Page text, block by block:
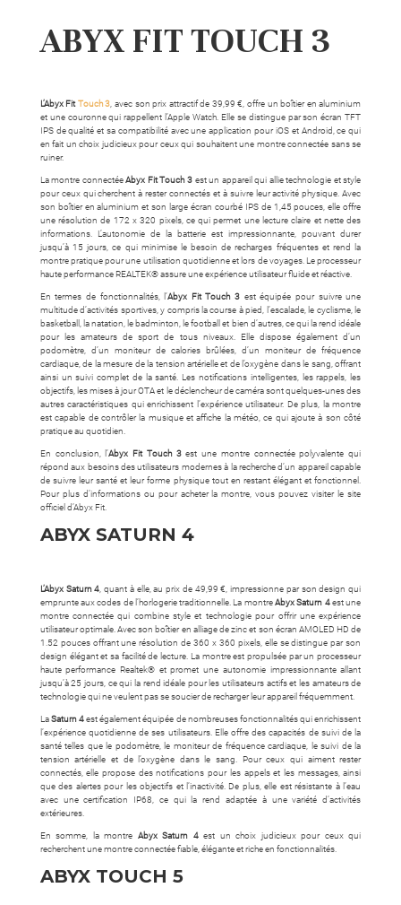
ABYX FIT TOUCH 3
L’Abyx FitTouch 3 , avec son prix attractif de 39,99 €, offre un boîtier en aluminium
et une couronne qui rappellent l’Apple Watch. Elle se distingue par son écran TFT
IPS de qualité et sa compatibilité avec une application pour iOS et Android, ce qui
en fait un choix judicieux pour ceux qui souhaitent une montre connectée sans se
ruiner.
La montre connectéeAbyx Fit Touch 3est un appareil qui allie technologie et style
pour ceux qui cherchent à rester connectés et à suivre leur activité physique. Avec
son boîtier en aluminium et son large écran courbé IPS de 1,45 pouces, elle offre
une résolution de 172 x 320 pixels, ce qui permet une lecture claire et nette des
informations. L’autonomie de la batterie est impressionnante, pouvant durer
jusqu’à 15 jours, ce qui minimise le besoin de recharges fréquentes et rend la
montre pratique pour une utilisation quotidienne et lors de voyages. Le processeur
haute performance REALTEK® assure une expérience utilisateur fluide et réactive.
En termes de fonctionnalités, l’Abyx Fit Touch 3 est équipée pour suivre une
multitude d’activités sportives, y compris la course à pied, l’escalade, le cyclisme, le
basketball, la natation, le badminton, le football et bien d’autres, ce qui la rend idéale
pour les amateurs de sport de tous niveaux. Elle dispose également d’un
podomètre, d’un moniteur de calories brûlées, d’un moniteur de fréquence
cardiaque, de la mesure de la tension artérielle et de l’oxygène dans le sang, offrant
ainsi un suivi complet de la santé. Les notifications intelligentes, les rappels, les
objectifs, les mises à jour OTA et le déclencheur de caméra sont quelques-unes des
autres caractéristiques qui enrichissent l’expérience utilisateur. De plus, la montre
est capable de contrôler la musique et affiche la météo, ce qui ajoute à son côté
pratique au quotidien.
En conclusion, l’Abyx Fit Touch 3est une montre connectée polyvalente qui
répond aux besoins des utilisateurs modernes à la recherche d’un appareil capable
de suivre leur santé et leur forme physique tout en restant élégant et fonctionnel.
Pour plus d’informations ou pour acheter la montre, vous pouvez visiter le site
officiel d’Abyx Fit.
ABYX SATURN 4
L’Abyx Saturn 4 , quant à elle, au prix de 49,99 €, impressionne par son design qui
emprunte aux codes de l’horlogerie traditionnelle. La montreAbyx Saturn 4est une
montre connectée qui combine style et technologie pour offrir une expérience
utilisateur optimale. Avec son boîtier en alliage de zinc et son écran AMOLED HD de
1.52 pouces offrant une résolution de 360 x 360 pixels, elle se distingue par son
design élégant et sa facilité de lecture. La montre est propulsée par un processeur
haute performance Realtek® et promet une autonomie impressionnante allant
jusqu’à 25 jours, ce qui la rend idéale pour les utilisateurs actifs et les amateurs de
technologie qui ne veulent pas se soucier de recharger leur appareil fréquemment.
LaSaturn 4est également équipée de nombreuses fonctionnalités qui enrichissent
l’expérience quotidienne de ses utilisateurs. Elle offre des capacités de suivi de la
santé telles que le podomètre, le moniteur de fréquence cardiaque, le suivi de la
tension artérielle et de l’oxygène dans le sang. Pour ceux qui aiment rester
connectés, elle propose des notifications pour les appels et les messages, ainsi
que des alertes pour les objectifs et l’inactivité. De plus, elle est résistante à l’eau
avec une certification IP68, ce qui la rend adaptée à une variété d’activités
extérieures.
En somme, la montre Abyx Saturn 4est un choix judicieux pour ceux qui
recherchent une montre connectée fiable, élégante et riche en fonctionnalités.
ABYX TOUCH 5